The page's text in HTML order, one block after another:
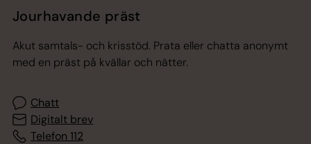
Jourhavande präst
Akut samtals- och krisstöd. Prata eller chatta anonymt
med en präst på kvällar och nätter.
Chatt
Digitalt brev
Telefon 112